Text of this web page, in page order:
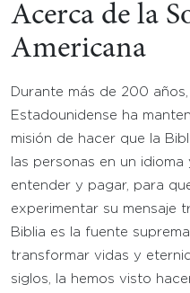
Acerca de la
Americana
Durante más de 200
Estadounidense ha
misión de hacer que la
las personas en un
entender y pagar, para
experimentar su mensaje
Biblia es la fuente
transformar vidas y
siglos, la hemos visto